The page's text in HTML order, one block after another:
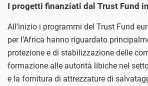
I progetti finanziati dal Trust Fund
All’inizio i programmi del Trust Fund
per l’Africa hanno riguardato
protezione e di stabilizzazione delle
formazione alle autorità libiche nel
e la fornitura di attrezzature di